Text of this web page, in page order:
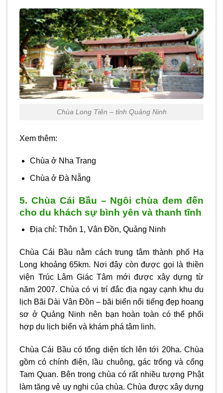
Chùa Long Tiên – tỉnh Quảng Ninh
Xem thêm:
Chùa ở Nha Trang
Chùa ở Đà Nẵng
5. Chùa Cái Bầu – Ngôi chùa đem đến
cho du khách sự bình yên và thanh tĩnh
Địa chỉ: Thôn 1, Vân Đồn, Quảng Ninh
Chùa Cái Bầu nằm cách trung tâm thành phố Hạ
Long khoảng 65km. Nơi đây còn được gọi là thiền
viện Trúc Lâm Giác Tâm mới được xây dựng từ
năm 2007. Chùa có vị trí đắc địa ngay cạnh khu du
lịch Bãi Dài Vân Đồn – bãi biển nổi tiếng đẹp hoang
sơ ở Quảng Ninh nên bạn hoàn toàn có thể phối
hợp du lịch biển và khám phá tâm linh.
Chùa Cái Bầu có tổng diện tích lên tới 20ha. Chùa
gồm có chính điện, lầu chuông, gác trống và cổng
Tam Quan. Bên trong chùa có rất nhiều tượng Phật
làm tăng vẻ uy nghi của chùa. Chùa được xây dựng